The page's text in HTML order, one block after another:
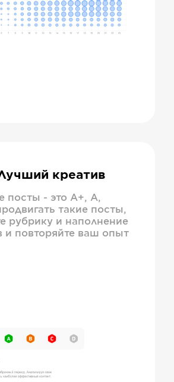
креатив
посты - это А+, А,
такие посты,
рубрику и наполнение
и повторяйте ваш опыт